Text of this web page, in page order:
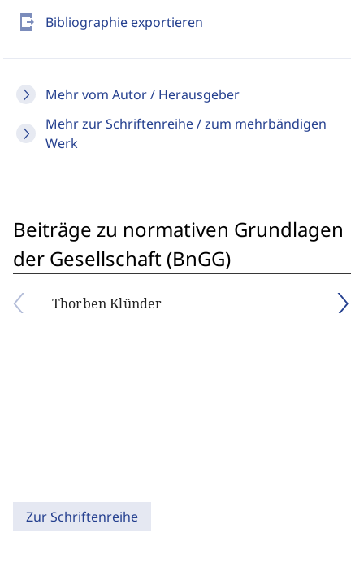
send_to_mobile Bibliographie exportieren
Mehr vom Autor / Herausgeber
Mehr zur Schriftenreihe / zum mehrbändigen
Werk
Beiträge zu normativen Grundlagen
der Gesellschaft (BnGG)
Thorben Klünder
Zur Schriftenreihe